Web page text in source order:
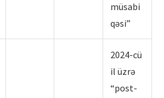
müsabi
qəsi”
2024-cü
il üzrə
“post-